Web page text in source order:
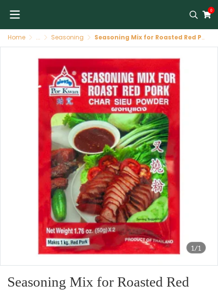
0
Home ... Seasoning Seasoning Mix for Roasted Red Pork 48/100 G POR KWAN
1/1
Seasoning Mix for Roasted Red